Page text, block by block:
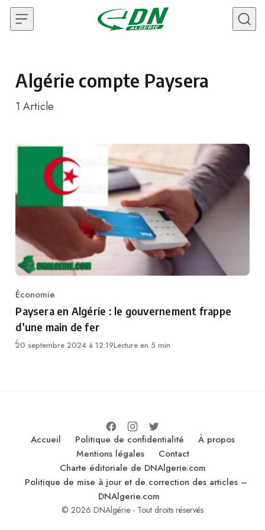
Skip to content
Algérie compte Paysera
1 Article
Category
Économie
Paysera en Algérie : le gouvernement frappe
d’une main de fer
20 septembre 2024 à 12:19Lecture en 5 min
Accueil Politique de confidentialité
À propos
Mentions légales
Contact
Charte éditoriale de DNAlgerie.com
Politique de mise à jour et de correction des articles –
DNAlgerie.com
© 2026 DNAlgérie - Tout droits réservés